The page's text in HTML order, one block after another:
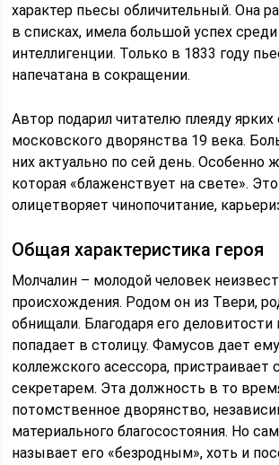
характер пьесы обличительный. Она
в списках, имела большой успех
интеллигенции. Только в 1833 году
напечатана в сокращении.
Автор подарил читателю плеяду ярких
московского дворянства 19 века.
них актуально по сей день. Особенно
которая «блаженствует на свете».
олицетворяет чинопочитание,
Общая характеристика героя
Молчалин – молодой человек
происхождения. Родом он из Твери,
обнищали. Благодаря его деловитости
попадает в столицу. Фамусов дает
коллежского асессора, пристраивает
секретарем. Эта должность в то
потомственное дворянство,
материального благосостояния. Но
называет его «безродным», хоть и